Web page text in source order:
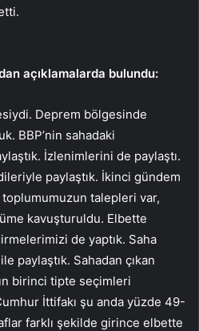
açıklamalarda bulundu:
Deprem bölgesinde
BBP’nin sahadaki
İzlenimlerini de paylaştı.
paylaştık. İkinci gündem
talepleri var,
kavuşturuldu. Elbette
de yaptık. Saha
paylaştık. Sahadan çıkan
birinci tipte seçimleri
İttifakı şu anda yüzde 49-
farklı şekilde girince elbette